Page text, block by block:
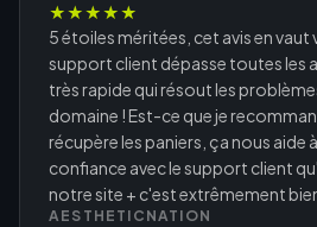
★★★★★
5 étoiles méritées, cet avis en vaut
support client dépasse toutes les
très rapide qui résout les
domaine ! Est-ce que je
récupère les paniers, ça nous aide
confiance avec le support client
notre site + c'est extrêmement
AESTHETICNATION